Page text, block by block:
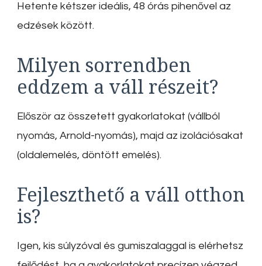
Hetente kétszer ideális, 48 órás pihenővel az
edzések között.
Milyen sorrendben
eddzem a váll részeit?
Először az összetett gyakorlatokat (vállból
nyomás, Arnold-nyomás), majd az izolációsakat
(oldalemelés, döntött emelés).
Fejleszthető a váll otthon
is?
Igen, kis súlyzóval és gumiszalaggal is elérhetsz